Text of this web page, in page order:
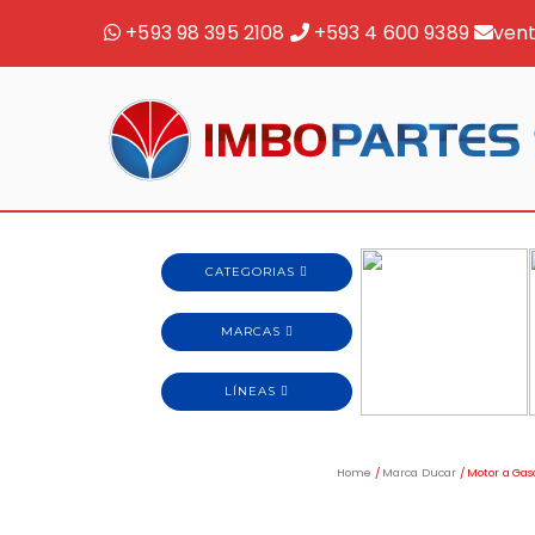
+593 98 395 2108 +593 4 600 9389
Home / Marca Ducar / Motor a